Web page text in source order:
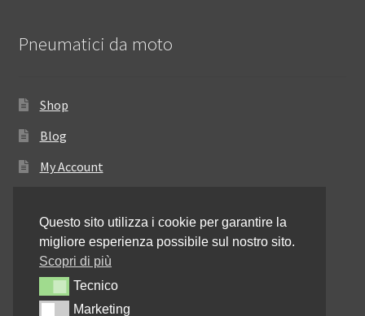
Pneumatici da moto
Shop
Blog
My Account
Resi e rimborsi
Annullamento dell’ordine
Informativa sulla privacy
Questo sito utilizza i cookie per garantire la
migliore esperienza possibile sul nostro sito.
Scopri di più
TecnicoTecnico
MarketingMarketing